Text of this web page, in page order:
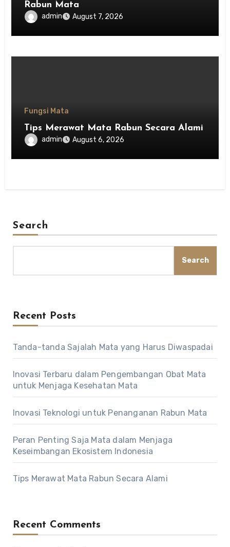
Rabun Mata
admin August 7, 2026
Fungsi Mata
Tips Merawat Mata Rabun Secara Alami
admin August 6, 2026
Search
Search
Recent Posts
Tanda-tanda Sajalah Mata yang Harus Diwaspadai
Inovasi Terbaru dalam Pengembangan Obat Mata
untuk Menjaga Kesehatan Mata
Inovasi Teknologi untuk Penanganan Rabun Mata
Peran Penting Saja Mata dalam Menjaga
Keseimbangan Ekosistem Indonesia
Tips Merawat Mata Rabun Secara Alami
Recent Comments